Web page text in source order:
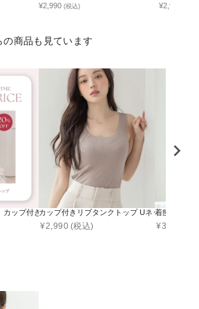
¥2,990 (税込)
¥2,990
商品も見ています
カップ付きリブタンクトップ スクエアネック型《
カップ付きリブタンクトップ Uネック型《
¥2,990 (税込)
着痩せブラ
¥3,790